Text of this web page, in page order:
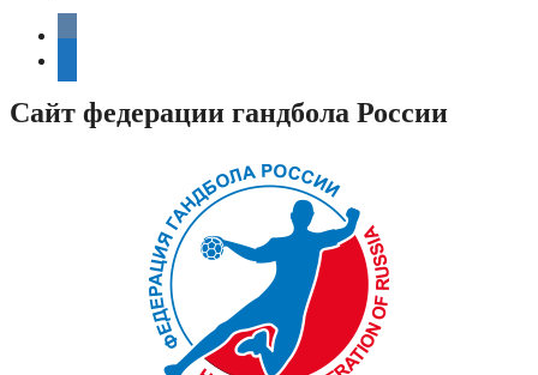
Сайт федерации гандбола России